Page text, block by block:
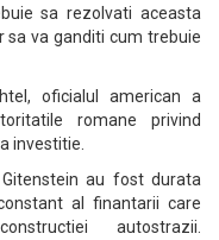
sa rezolvati aceasta
sa va ganditi cum trebuie
oficialul american a
romane privind
investitie.
au fost durata
al finantarii care
autostrazii.